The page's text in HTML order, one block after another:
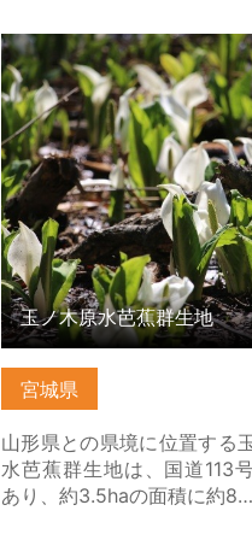
宮城県
山形県との県境に位置する
水芭蕉群生地は、国道113
あり、約3.5haの面積に約8…
玉ノ木原水芭蕉群生地 の詳
ら
玉ノ木原水芭蕉群生地